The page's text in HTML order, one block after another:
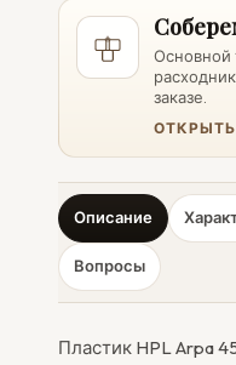
Основной
заказе.
Описание
Вопросы
Пластик HPL Arpa